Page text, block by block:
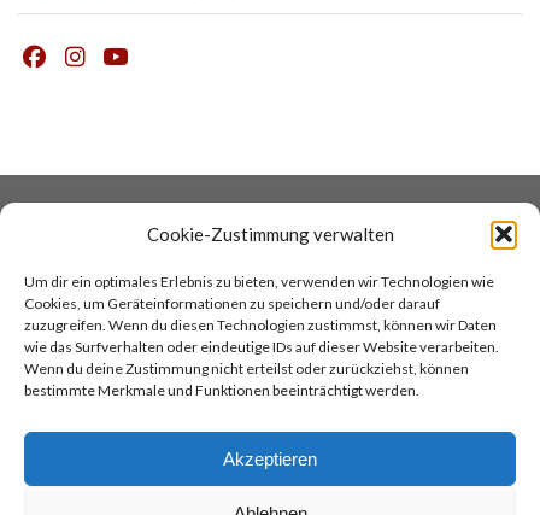
Cookie-Zustimmung verwalten
Um dir ein optimales Erlebnis zu bieten, verwenden wir Technologien wie
Cookies, um Geräteinformationen zu speichern und/oder darauf
zuzugreifen. Wenn du diesen Technologien zustimmst, können wir Daten
wie das Surfverhalten oder eindeutige IDs auf dieser Website verarbeiten.
Wenn du deine Zustimmung nicht erteilst oder zurückziehst, können
bestimmte Merkmale und Funktionen beeinträchtigt werden.
Akzeptieren
DATENSCHUTZ
COOKIES
KONTAKT
COCINA ARGENTINA
TANGOREISEN
TOP